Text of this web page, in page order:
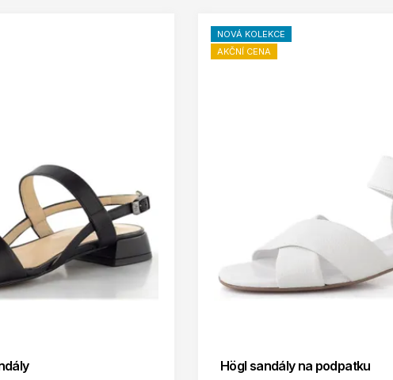
NOVÁ KOLEKCE
AKČNÍ CENA
Högl sandály na podpatku